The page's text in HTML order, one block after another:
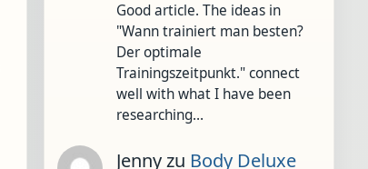
Good article. The ideas in
"Wann trainiert man besten?
Der optimale
Trainingszeitpunkt." connect
well with what I have been
researching…
Jennyzu Body Deluxe